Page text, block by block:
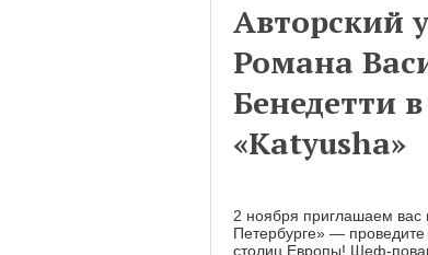
Авторский
Романа
Бенедетти
«Katyusha»
2 ноября приглашаем вас
Петербурге» — проведите
столиц Европы! Шеф-